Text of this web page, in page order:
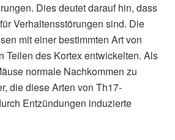
Dies deutet darauf hin, dass
Verhaltensstörungen sind. Die
mit einer bestimmten Art von
Teilen des Kortex entwickelten. Als
normale Nachkommen zu
die diese Arten von Th17-
Entzündungen induzierte